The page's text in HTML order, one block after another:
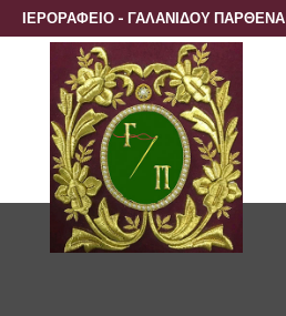
ΙΕΡΟΡΑΦΕΙΟ - ΓΑΛΑΝΙΔΟΥ ΠΑΡΘΕΝΑ